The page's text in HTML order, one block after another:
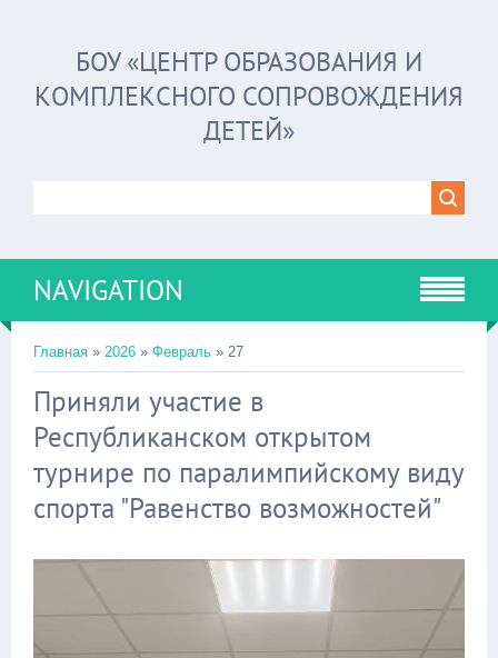
БОУ «ЦЕНТР ОБРАЗОВАНИЯ И
КОМПЛЕКСНОГО СОПРОВОЖДЕНИЯ
ДЕТЕЙ»
NAVIGATION
Главная » 2026 » Февраль » 27
Приняли участие в
Республиканском открытом
турнире по паралимпийскому виду
спорта "Равенство возможностей"